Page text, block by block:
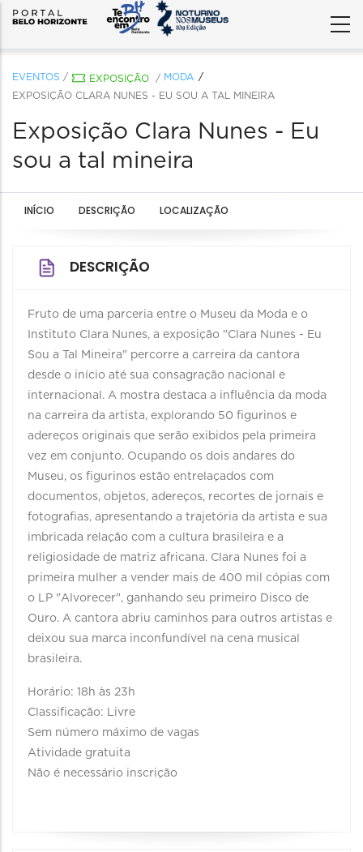
EVENTOS / EXPOSIÇÃO / MODA
EXPOSIÇÃO CLARA NUNES - EU SOU A TAL MINEIRA
Exposição Clara Nunes - Eu
sou a tal mineira
INÍCIO DESCRIÇÃO LOCALIZAÇÃO
DESCRIÇÃO
Fruto de uma parceria entre o Museu da Moda e o
Instituto Clara Nunes, a exposição "Clara Nunes - Eu
Sou a Tal Mineira" percorre a carreira da cantora
desde o início até sua consagração nacional e
internacional. A mostra destaca a influência da moda
na carreira da artista, explorando 50 figurinos e
adereços originais que serão exibidos pela primeira
vez em conjunto. Ocupando os dois andares do
Museu, os figurinos estão entrelaçados com
documentos, objetos, adereços, recortes de jornais e
fotografias, apresentando a trajetória da artista e sua
imbricada relação com a cultura brasileira e a
religiosidade de matriz africana. Clara Nunes foi a
primeira mulher a vender mais de 400 mil cópias com
o LP "Alvorecer", ganhando seu primeiro Disco de
Ouro. A cantora abriu caminhos para outros artistas e
deixou sua marca inconfundível na cena musical
brasileira.
Horário: 18h às 23h
Classificação: Livre
Sem número máximo de vagas
Atividade gratuita
Não é necessário inscrição